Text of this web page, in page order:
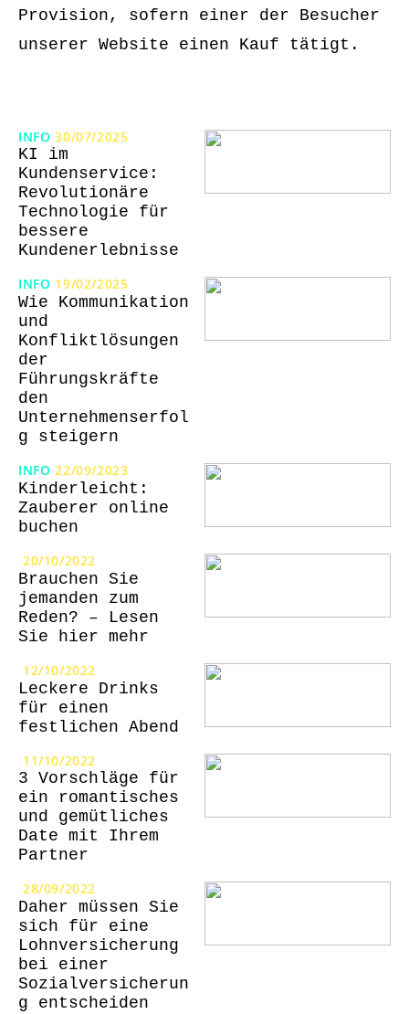
Provision, sofern einer der Besucher
unserer Website einen Kauf tätigt.
INFO 30/07/2025
KI im
Kundenservice:
Revolutionäre
Technologie für
bessere
Kundenerlebnisse
INFO 19/02/2025
Wie Kommunikation
und
Konfliktlösungen
der
Führungskräfte
den
Unternehmenserfol
g steigern
INFO 22/09/2023
Kinderleicht:
Zauberer online
buchen
20/10/2022
Brauchen Sie
jemanden zum
Reden? – Lesen
Sie hier mehr
12/10/2022
Leckere Drinks
für einen
festlichen Abend
11/10/2022
3 Vorschläge für
ein romantisches
und gemütliches
Date mit Ihrem
Partner
28/09/2022
Daher müssen Sie
sich für eine
Lohnversicherung
bei einer
Sozialversicherun
g entscheiden